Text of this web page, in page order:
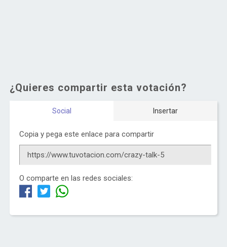
¿Quieres compartir esta votación?
Social Insertar
Copia y pega este enlace para compartir
O comparte en las redes sociales: